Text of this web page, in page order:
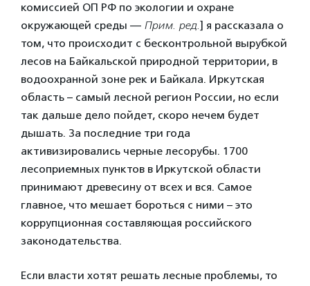
комиссией ОП РФ по экологии и охране
окружающей среды — Прим. ред.] я рассказала о
том, что происходит с бесконтрольной вырубкой
лесов на Байкальской природной территории, в
водоохранной зоне рек и Байкала. Иркутская
область – самый лесной регион России, но если
так дальше дело пойдет, скоро нечем будет
дышать. За последние три года
активизировались черные лесорубы. 1700
лесоприемных пунктов в Иркутской области
принимают древесину от всех и вся. Самое
главное, что мешает бороться с ними – это
коррупционная составляющая российского
законодательства.
Если власти хотят решать лесные проблемы, то